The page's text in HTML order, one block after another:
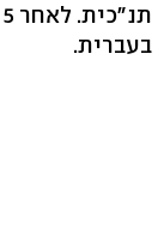
בעברית.